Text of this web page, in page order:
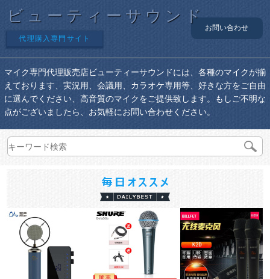
ビューティーサウンド
代理購入専門サイト
お問い合わせ
マイク専門代理販売店ビューティーサウンドには、各種のマイクが揃
えております、実況用、会議用、カラオケ専用等、好きな方をご自由
に選んでください、高音質のマイクをご提供致します。もしご不明な
点がございましたら、お気軽にお問い合わせください。